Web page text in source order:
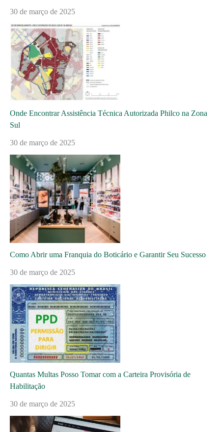
30 de março de 2025
Onde Encontrar Assistência Técnica Autorizada Philco na Zona
Sul
30 de março de 2025
Como Abrir uma Franquia do Boticário e Garantir Seu Sucesso
30 de março de 2025
Quantas Multas Posso Tomar com a Carteira Provisória de
Habilitação
30 de março de 2025